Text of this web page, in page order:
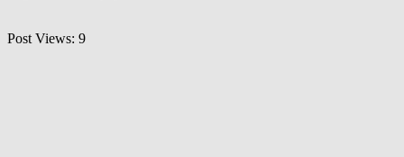
Post Views: 9